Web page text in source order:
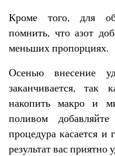
Кроме того, для
помнить, что азот
меньших пропорциях.
Осенью внесение
заканчивается,
накопить макро и
поливом
процедура касается и
результат вас приятно